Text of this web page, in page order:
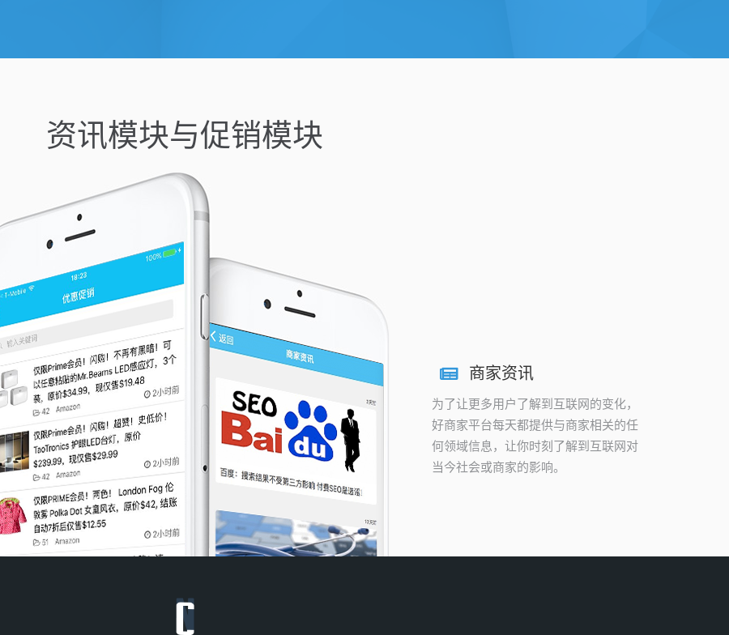
资讯模块与促销模块
商家资讯
为了让更多用户了解到互联网的变化，
好商家平台每天都提供与商家相关的任
何领域信息，让你时刻了解到互联网对
当今社会或商家的影响。